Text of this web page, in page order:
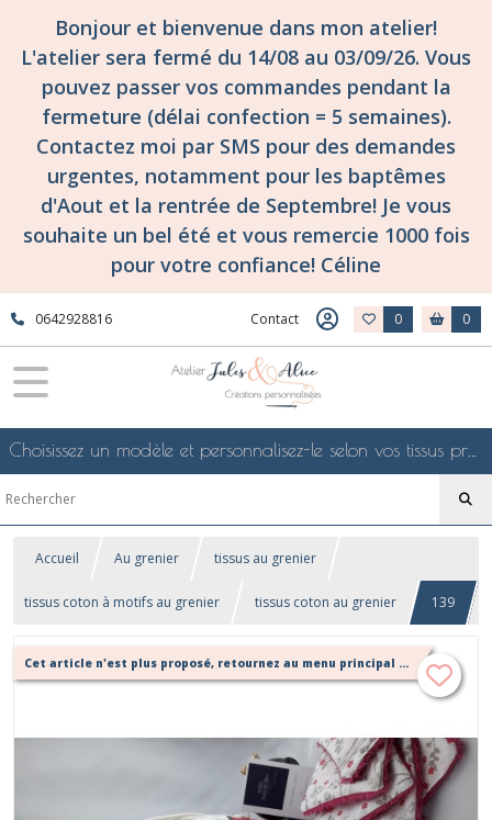
Bonjour et bienvenue dans mon atelier!
L'atelier sera fermé du 14/08 au 03/09/26. Vous
pouvez passer vos commandes pendant la
fermeture (délai confection = 5 semaines).
Contactez moi par SMS pour des demandes
urgentes, notamment pour les baptêmes
d'Aout et la rentrée de Septembre! Je vous
souhaite un bel été et vous remercie 1000 fois
pour votre confiance! Céline
0642928816 Contact 0 0
Choisissez un modèle et personnalisez-le selon vos tissus préférés de mes collections en ligne, je le confectionnerai selon vos souhaits
Accueil Au grenier tissus au grenier
tissus coton à motifs au grenier tissus coton au grenier 139
Cet article n'est plus proposé, retournez au menu principal ou contactez moi!